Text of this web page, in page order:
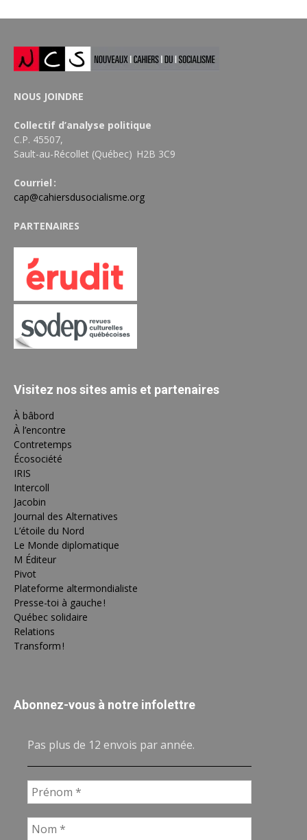
NOUS JOINDRE
Collectif d’analyse politique
C.P. 45507,
Sault-au-Récollet (Québec) H2B 3C9
Courriel :
cap@cahiersdusocialisme.org
PARTENAIRES
Visitez nos sites amis et partenaires
À bâbord
À l’encontre
Contretemps
Écosociété
IRIS
Intercoll
Jacobin
Journal des Alternatives
L’étoile du Nord
Le Monde diplomatique
M Éditeur
Pivot
Plateforme altermondialiste
Presse-toi à gauche !
Québec solidaire
Relations
Transform !
Abonnez-vous à notre infolettre
Pas plus de 12 envois par année.